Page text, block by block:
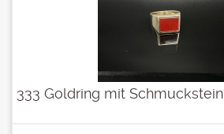
333 Goldring mit Schmuckstein